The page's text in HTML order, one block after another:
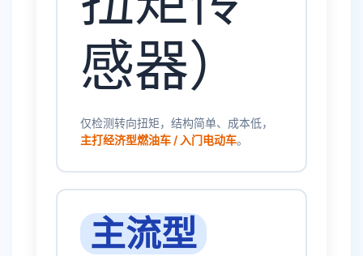
感器）
仅检测转向扭矩，结构简单、成本低，
主打经济型燃油车 / 入门电动车。
主流型